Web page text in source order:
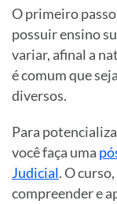
O primeiro
possuir ensino
variar, afinal a
é comum que
diversos.
Para
você faça uma
Judicial. O
compreender e